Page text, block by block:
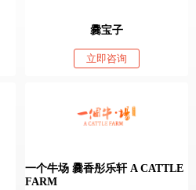
爨宝子
立即咨询
一个牛场 爨香彤乐轩 A CATTLE
FARM